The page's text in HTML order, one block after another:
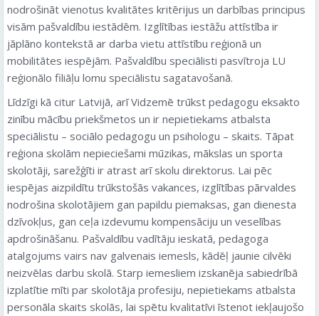
nodrošināt vienotus kvalitātes kritērijus un darbības principus
visām pašvaldību iestādēm. Izglītības iestāžu attīstība ir
jāplāno kontekstā ar darba vietu attīstību reģionā un
mobilitātes iespējām. Pašvaldību speciālisti pasvītroja LU
reģionālo filiāļu lomu speciālistu sagatavošanā.
Līdzīgi kā citur Latvijā, arī Vidzemē trūkst pedagogu eksakto
zinību mācību priekšmetos un ir nepietiekams atbalsta
speciālistu – sociālo pedagogu un psihologu – skaits. Tāpat
reģiona skolām nepieciešami mūzikas, mākslas un sporta
skolotāji, sarežģīti ir atrast arī skolu direktorus. Lai pēc
iespējas aizpildītu trūkstošās vakances, izglītības pārvaldes
nodrošina skolotājiem gan papildu piemaksas, gan dienesta
dzīvokļus, gan ceļa izdevumu kompensāciju un veselības
apdrošināšanu. Pašvaldību vadītāju ieskatā, pedagoga
atalgojums vairs nav galvenais iemesls, kādēļ jaunie cilvēki
neizvēlas darbu skolā. Starp iemesliem izskanēja sabiedrībā
izplatītie mīti par skolotāja profesiju, nepietiekams atbalsta
personāla skaits skolās, lai spētu kvalitatīvi īstenot iekļaujošo